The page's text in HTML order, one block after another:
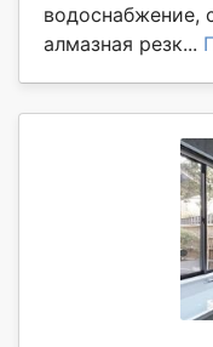
водоснабжение,
алмазная резк...